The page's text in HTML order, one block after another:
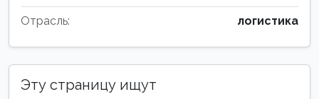
Отрасль: логистика
Эту страницу ищут